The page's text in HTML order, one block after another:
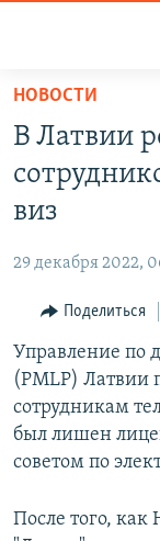
Вернуться
основному
содержанию
Вернутся
главной
навигации
Вернутся
поиску
СПЕЦПРОЕКТЫ
11 ЛЕТ
ВОДА
ЕЩЕ
ИНТЕРАКТИВ
ИНФОГРАФИКА
ТЕЛЕПРОЕКТ
СОВЕТЫ
ПРОПАВШИЕ БЕЗ
ПОБЕДИТЕЛЕЙ НЕ
РАДІО СВОБОДА
КАК ОБОЙТИ
Українською
ПРИСОЕДИНЯЙТЕСЬ!
НОВОСТИ
В Латвии
виз
29 декабря 2022,
Поделиться
Управление по
(PMLP) Латвии
сотрудникам
был лишен
советом по
После того, как